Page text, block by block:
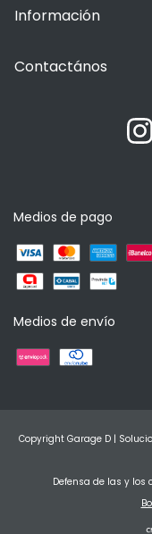
Información
Contactános
Medios de pago
Medios de envío
Copyright Garage D |
Defensa de las y los